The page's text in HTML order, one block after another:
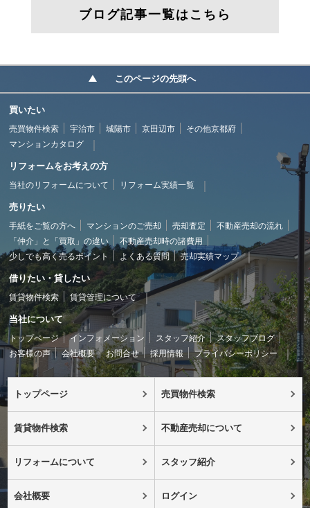
ブログ記事一覧はこちら
このページの先頭へ
買いたい
売買物件検索 宇治市 城陽市 京田辺市
その他京都府
マンションカタログ
リフォームをお考えの方
当社のリフォームについて リフォーム実績一覧
売りたい
手紙をご覧の方へ マンションのご売却 売却査定
不動産売却の流れ
「仲介」と「買取」の違い
不動産売却時の諸費用
少しでも高く売るポイント
よくある質問 売却実績マップ
借りたい・貸したい
賃貸物件検索 賃貸管理について
当社について
トップページ インフォメーション スタッフ紹介
スタッフブログ
お客様の声
会社概要 お問合せ 採用情報 プライバシーポリシー
トップページ 売買物件検索
賃貸物件検索 不動産売却について
リフォームについて スタッフ紹介
会社概要 ログイン